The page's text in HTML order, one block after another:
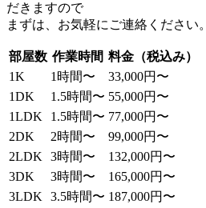
だきますので
まずは、お気軽にご連絡ください。
部屋数 作業時間 料金（税込み）
1K
1時間〜
33,000円〜
1DK
1.5時間〜 55,000円〜
1LDK
1.5時間〜 77,000円〜
2DK
2時間〜
99,000円〜
2LDK
3時間〜
132,000円〜
3DK
3時間〜
165,000円〜
3LDK
3.5時間〜 187,000円〜